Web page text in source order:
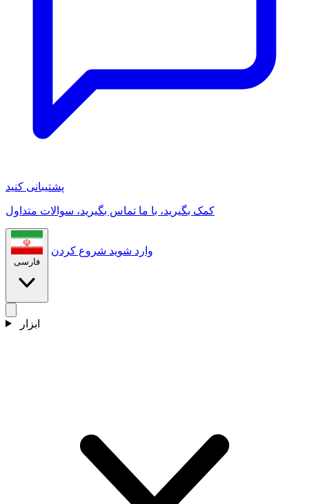
پشتیبانی کنید
کمک بگیرید، با ما تماس بگیرید، سوالات متداول
فارسی
وارد شوید شروع کردن
ابزار